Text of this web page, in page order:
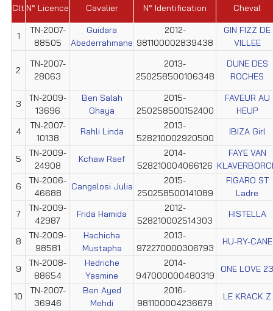
Clt N° Licence Cavalier N° Identification Cheval
1
TN-2007-
88505
Guidara
Abederrahmane
2012-
981100002839438
GIN FIZZ DE
VILLEE
2
TN-2007-
28063
2013-
250258500106348
DUNE DES
ROCHES
3
TN-2009-
13696
Ben Salah
Ghaya
2015-
250258500152400
FAVEUR AU
HEUP
4
TN-2007-
10138
Rahli Linda
2013-
528210002920500
IBIZA Girl
5
TN-2009-
24908
Kchaw Raef
2014-
528210004066126
FAYE VAN
6
TN-2006-
46688
Cangelosi Julia
2015-
250258500141089
FIGARO ST
Ladre
7
TN-2009-
42987
Frida Hamida
2012-
528210002514303
HISTELLA
8
TN-2009-
98581
Hachicha
Mustapha
2013-
972270000306793
HU-RY-CANE
9
TN-2008-
88654
Hedriche
Yasmine
2014-
947000000480319
ONE LOVE 23
10
TN-2007-
36946
Ben Ayed
Mehdi
2016-
981100004236679
LE KRACK Z